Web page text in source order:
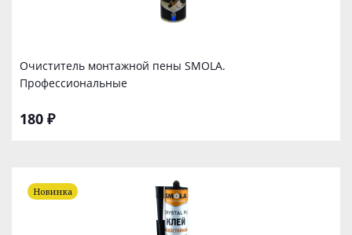
Очиститель монтажной пены SMOLA.
Профессиональные
180 ₽
Новинка